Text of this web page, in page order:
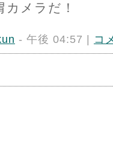
メラだ！
- 午後 04:57 | コ